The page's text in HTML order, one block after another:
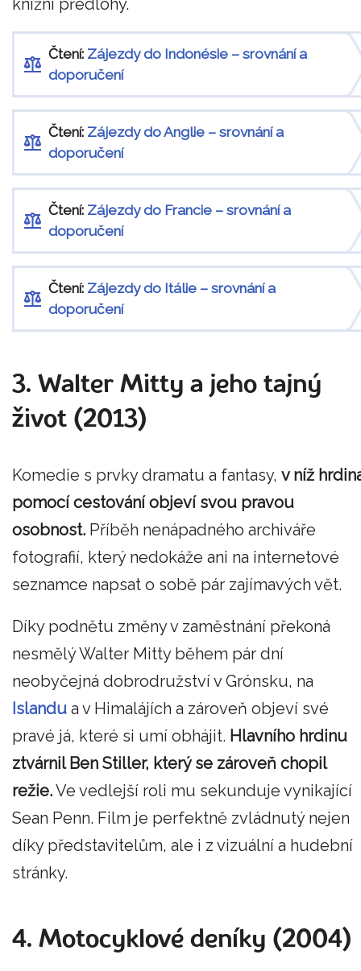
knižní předlohy.
Čtení: Zájezdy do Indonésie – srovnání a
doporučení
Čtení: Zájezdy do Anglie – srovnání a
doporučení
Čtení: Zájezdy do Francie – srovnání a
doporučení
Čtení: Zájezdy do Itálie – srovnání a
doporučení
3. Walter Mitty a jeho tajný
život (2013)
Komedie s prvky dramatu a fantasy, v níž
pomocí cestování objeví svou pravou
osobnost. Příběh nenápadného archiváře
fotografií, který nedokáže ani na internetové
seznamce napsat o sobě pár zajímavých vět.
Díky podnětu změny v zaměstnání překoná
nesmělý Walter Mitty během pár dní
neobyčejná dobrodružství v Grónsku, na
Islandu a v Himalájích a zároveň objeví své
pravé já, které si umí obhájit. Hlavního hrdinu
ztvárnil Ben Stiller, který se zároveň chopil
režie.Ve vedlejší roli mu sekunduje vynikající
Sean Penn. Film je perfektně zvládnutý nejen
díky představitelům, ale i z vizuální a hudební
stránky.
4. Motocyklové deníky (2004)